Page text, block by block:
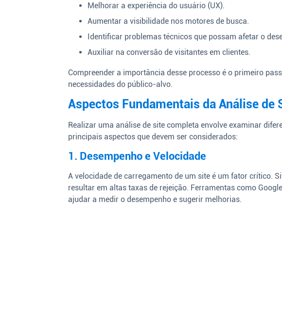
Melhorar a experiência do usuário (UX).
Aumentar a visibilidade nos motores de busca.
Identificar problemas técnicos que possam afetar o
Auxiliar na conversão de visitantes em clientes.
Compreender a importância desse processo é o primeiro
necessidades do público-alvo.
Aspectos Fundamentais da Análise de
Realizar uma análise de site completa envolve examinar
principais aspectos que devem ser considerados:
1. Desempenho e Velocidade
A velocidade de carregamento de um site é um fator crítico.
resultar em altas taxas de rejeição. Ferramentas como
ajudar a medir o desempenho e sugerir melhorias.